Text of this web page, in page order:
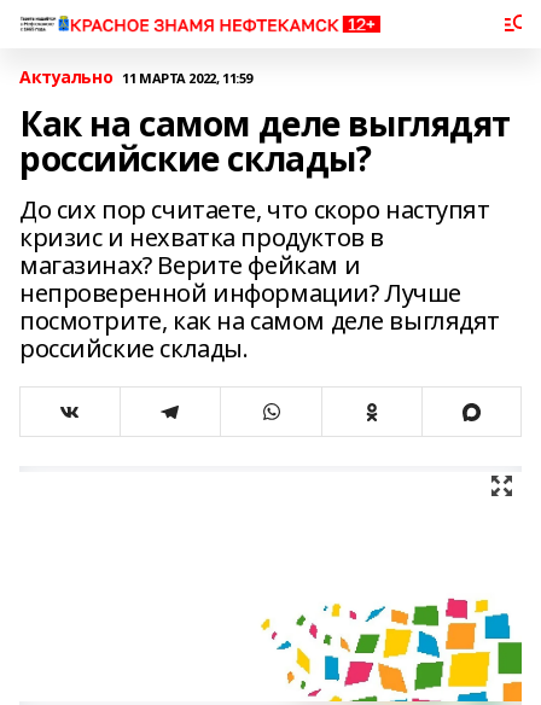
Актуально 11 МАРТА 2022, 11:59
Как на самом деле выглядят
российские склады?
До сих пор считаете, что скоро наступят
кризис и нехватка продуктов в
магазинах? Верите фейкам и
непроверенной информации? Лучше
посмотрите, как на самом деле выглядят
российские склады.